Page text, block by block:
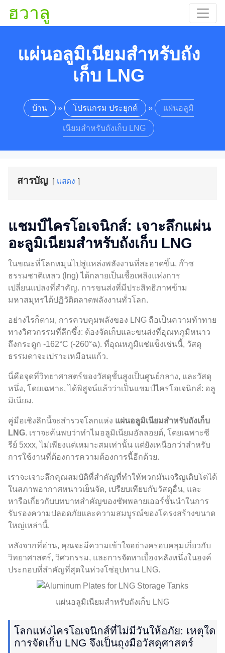
ฮวาลู
แผ่นอลูมิเนียมสำหรับถัง
เก็บ LNG
บ้าน » โปรแกรม ประยุกต์ » แผ่นอลูมิ
เนียมสำหรับถังเก็บ LNG
สารบัญ แสดง
แชมป์ไครโอเจนิกส์: เจาะลึกแผ่น
อะลูมิเนียมสำหรับถังเก็บ LNG
ในขณะที่โลกหมุนไปสู่แหล่งพลังงานที่สะอาดขึ้น, ก๊าซ
ธรรมชาติเหลว (lng) ได้กลายเป็นเชื้อเพลิงแห่งการ
เปลี่ยนแปลงที่สำคัญ. การขนส่งที่มีประสิทธิภาพข้าม
มหาสมุทรได้ปฏิวัติตลาดพลังงานทั่วโลก.
อย่างไรก็ตาม, การควบคุมพลังของ LNG ถือเป็นความท้าทาย
ทางวิศวกรรมที่ลึกซึ้ง: ต้องจัดเก็บและขนส่งที่อุณหภูมิหนาว
ถึงกระดูก -162°C (-260°ฉ). ที่อุณหภูมิแช่แข็งเช่นนี้, วัสดุ
ธรรมดาจะเปราะเหมือนแก้ว.
นี่คือจุดที่วิทยาศาสตร์ของวัสดุขั้นสูงเป็นศูนย์กลาง, และวัสดุ
หนึ่ง, โดยเฉพาะ, ได้พิสูจน์แล้วว่าเป็นแชมป์ไครโอเจนิกส์: อลู
มิเนียม.
คู่มือเชิงลึกนี้จะสำรวจโลกแห่ง แผ่นอลูมิเนียมสำหรับถังเก็บ
LNG. เราจะค้นพบว่าทำไมอลูมิเนียมอัลลอยด์, โดยเฉพาะซี
รีย์ 5xxx, ไม่เพียงแต่เหมาะสมเท่านั้น แต่ยังเหนือกว่าสำหรับ
การใช้งานที่ต้องการความต้องการนี้อีกด้วย.
เราจะเจาะลึกคุณสมบัติที่สำคัญที่ทำให้พวกมันเจริญเติบโตได้
ในสภาพอากาศหนาวเย็นจัด, เปรียบเทียบกับวัสดุอื่น, และ
หารือเกี่ยวกับบทบาทสำคัญของซัพพลายเออร์ชั้นนำในการ
รับรองความปลอดภัยและความสมบูรณ์ของโครงสร้างขนาด
ใหญ่เหล่านี้.
หลังจากที่อ่าน, คุณจะมีความเข้าใจอย่างครอบคลุมเกี่ยวกับ
วิทยาศาสตร์, วิศวกรรม, และการจัดหาเบื้องหลังหนึ่งในองค์
ประกอบที่สำคัญที่สุดในห่วงโซ่อุปทาน LNG.
แผ่นอลูมิเนียมสำหรับถังเก็บ LNG
โลกแห่งไครโอเจนิกส์ที่ไม่มีวันให้อภัย: เหตุใด
การจัดเก็บ LNG จึงเป็นถุงมือวัสดุศาสตร์